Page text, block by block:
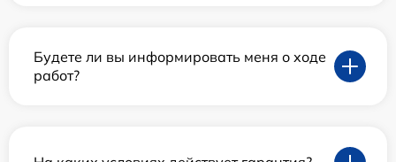
Будете ли вы информировать меня о ходе
работ?